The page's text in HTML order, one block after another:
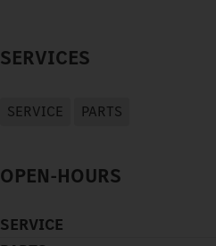
SERVICES
SERVICE PARTS
OPEN-HOURS
SERVICE